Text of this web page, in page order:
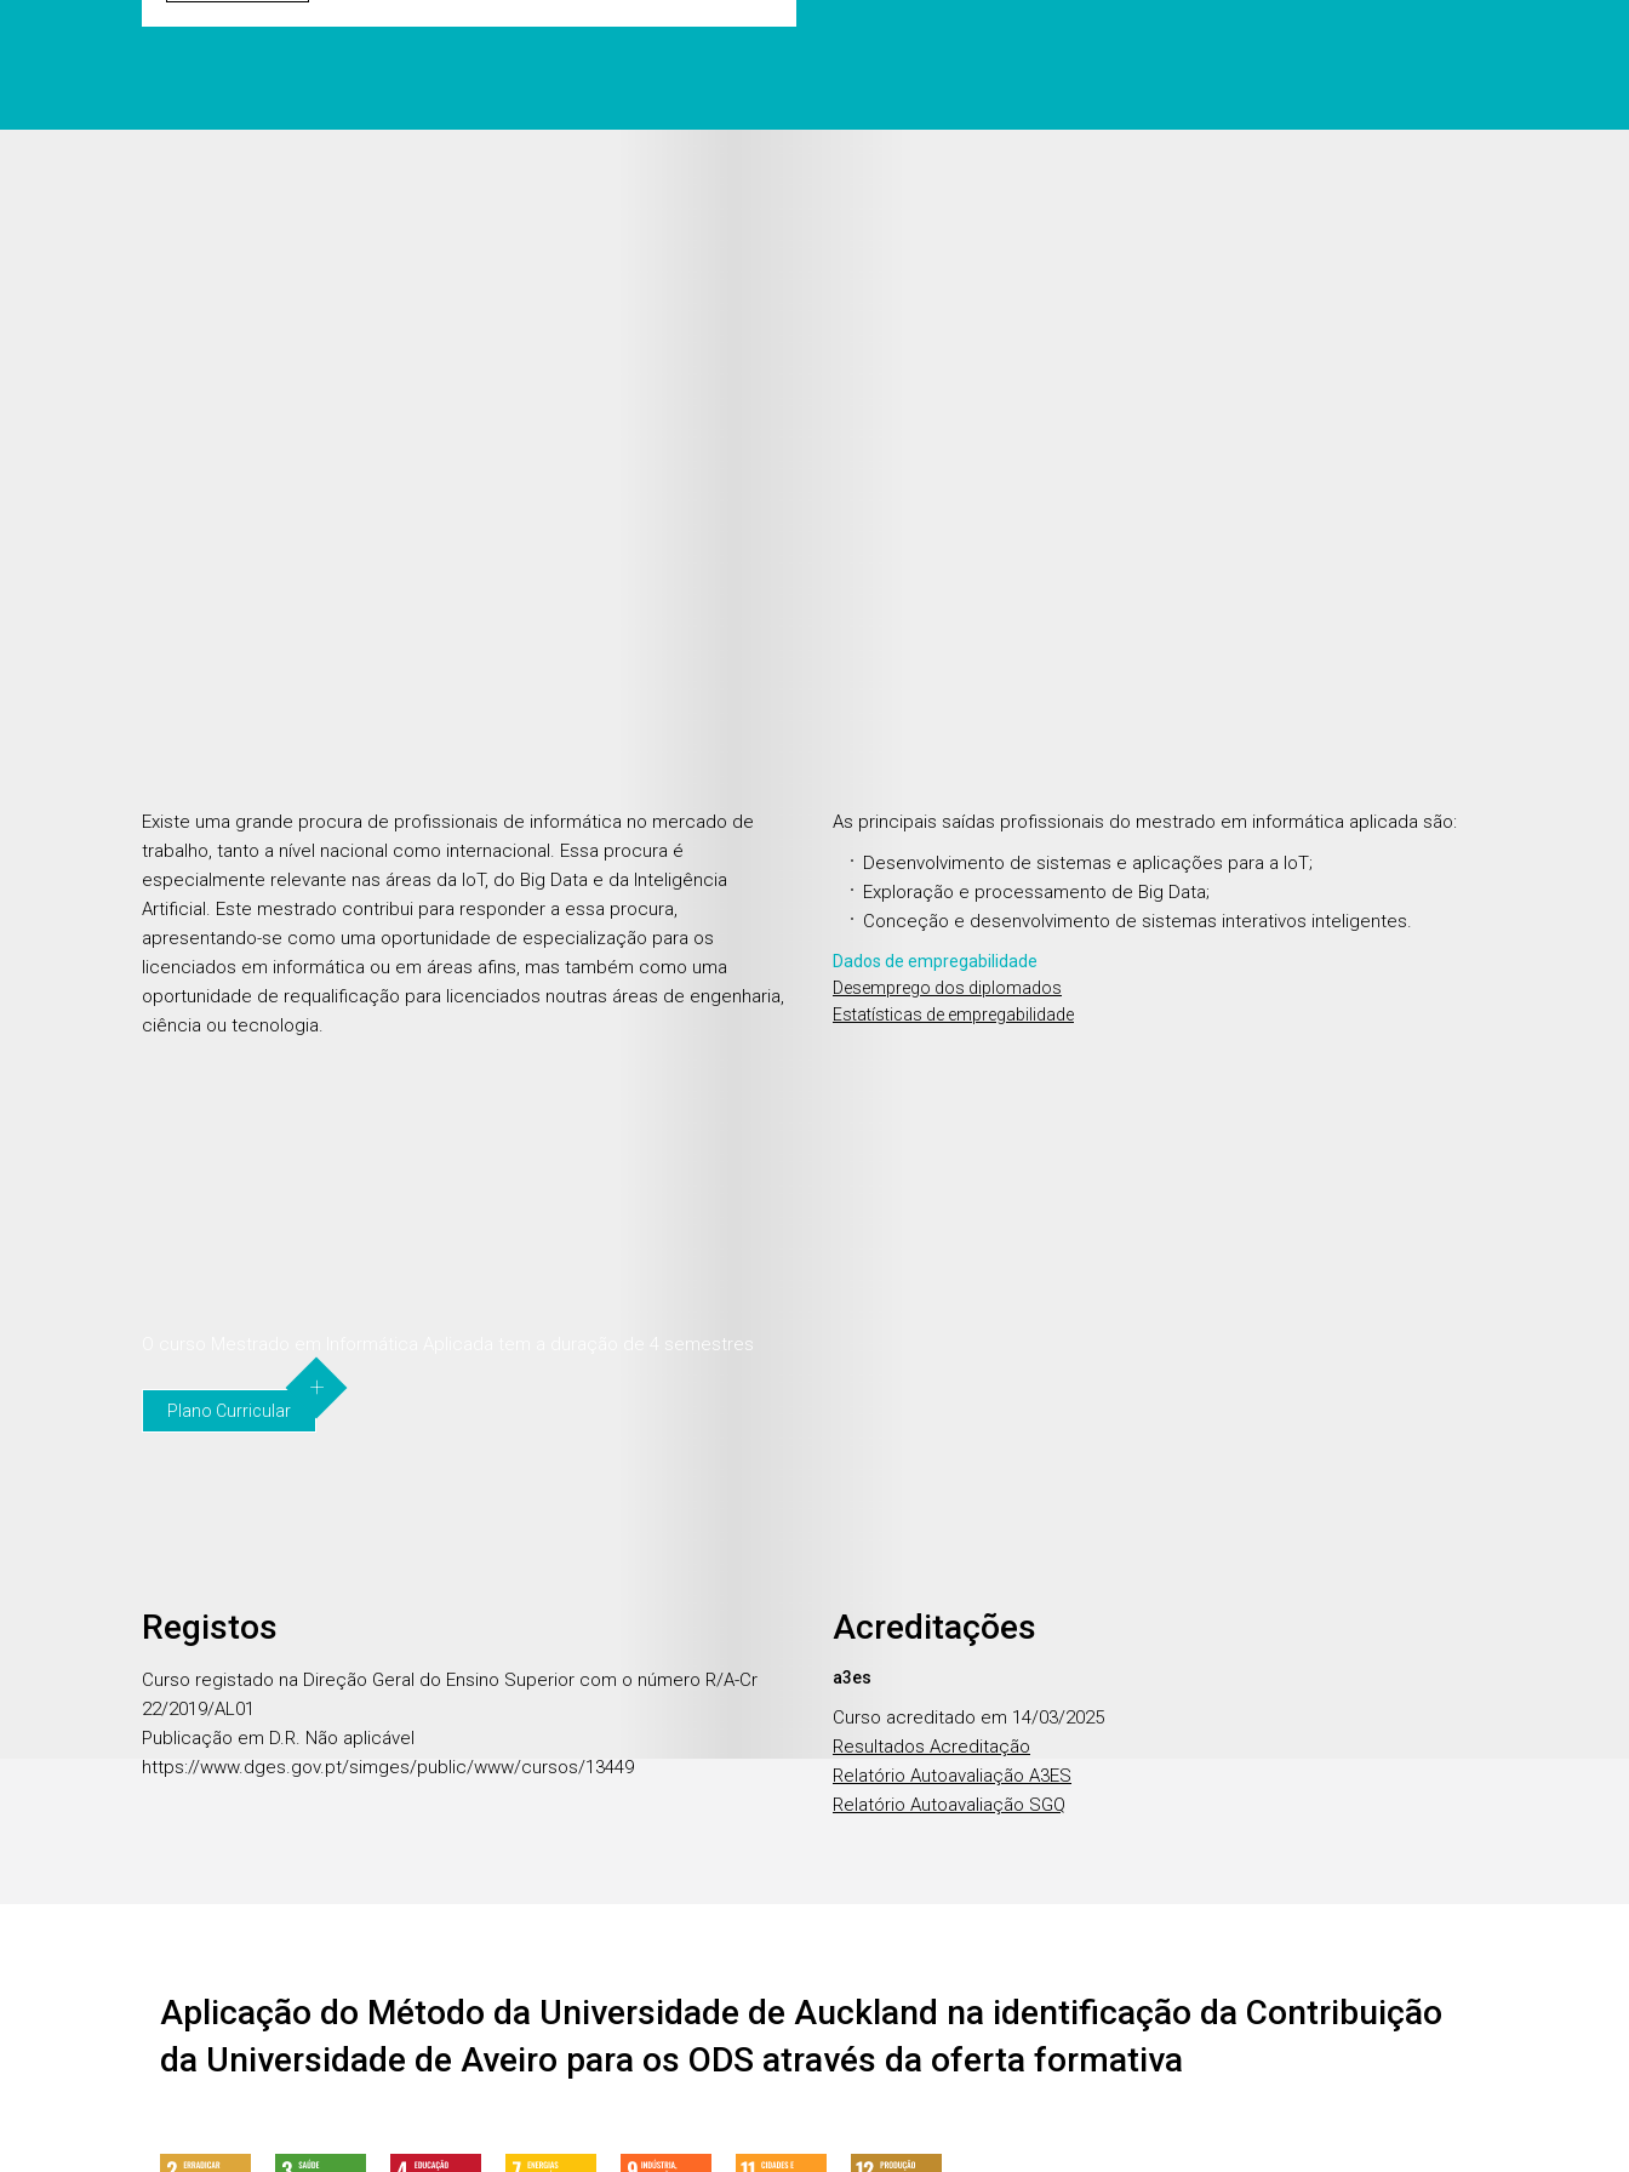
Existe uma grande procura de profissionais de informática no mercado de
trabalho, tanto a nível nacional como internacional. Essa procura é
especialmente relevante nas áreas da IoT, do Big Data e da Inteligência
Artificial. Este mestrado contribui para responder a essa procura,
apresentando-se como uma oportunidade de especialização para os
licenciados em informática ou em áreas afins, mas também como uma
oportunidade de requalificação para licenciados noutras áreas de engenharia,
ciência ou tecnologia.
As principais saídas profissionais do mestrado em informática aplicada são:
Desenvolvimento de sistemas e aplicações para a IoT;
Exploração e processamento de Big Data;
Conceção e desenvolvimento de sistemas interativos inteligentes.
Dados de empregabilidade
Desemprego dos diplomados
Estatísticas de empregabilidade
O curso Mestrado em Informática Aplicada tem a duração de 4 semestres
Plano Curricular
Registos
Curso registado na Direção Geral do Ensino Superior com o número R/A-Cr
22/2019/AL01
Publicação em D.R. Não aplicável
https://www.dges.gov.pt/simges/public/www/cursos/13449
Acreditações
a3es
Curso acreditado em 14/03/2025
Resultados Acreditação
Relatório Autoavaliação A3ES
Relatório Autoavaliação SGQ
Aplicação do Método da Universidade de Auckland na identificação da Contribuição
da Universidade de Aveiro para os ODS através da oferta formativa